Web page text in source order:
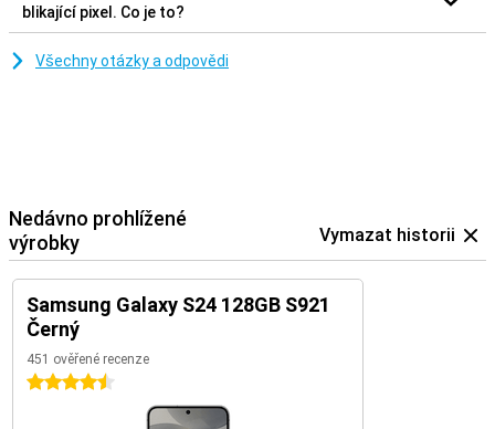
blikající pixel. Co je to?
Všechny otázky a odpovědi
Nedávno prohlížené
výrobky
Vymazat historii
Samsung Galaxy S24 128GB S921
Černý
451 ověřené recenze
4.5 hvězdičky